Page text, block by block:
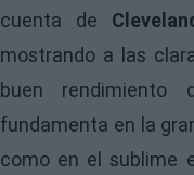
cuenta de
mostrando a las
buen
fundamenta en la
como en el sublime